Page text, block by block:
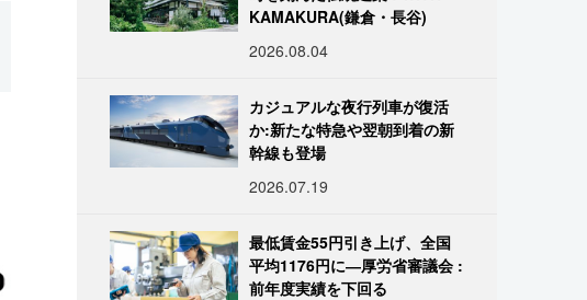
KAMAKURA(鎌倉・長谷)
2026.08.04
カジュアルな夜行列車が復活
か:新たな特急や翌朝到着の新
幹線も登場
2026.07.19
最低賃金55円引き上げ、全国
平均1176円に―厚労省審議会 :
前年度実績を下回る